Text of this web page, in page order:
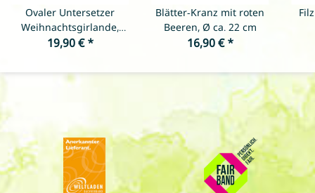
Ovaler Untersetzer
Weihnachtsgirlande,
Hellgrau
19,90 €*
Blätter-Kranz mit roten
Beeren, Ø ca. 22 cm
16,90 €*